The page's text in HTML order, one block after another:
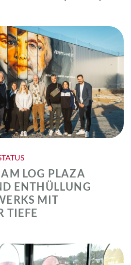
LOG PLAZA
ENTHÜLLUNG
MIT
TIEFE